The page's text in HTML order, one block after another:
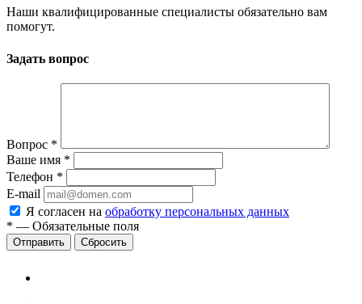
Наши квалифицированные специалисты обязательно вам
помогут.
Задать вопрос
Вопрос *
Ваше имя *
Телефон *
E-mail
Я согласен на обработку персональных данных
* — Обязательные поля
Сбросить